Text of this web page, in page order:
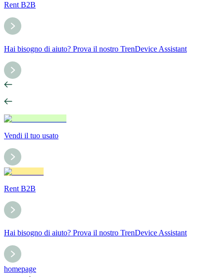
Rent B2B
Hai bisogno di aiuto? Prova il nostro TrenDevice Assistant
Vendi il tuo usato
Rent B2B
Hai bisogno di aiuto? Prova il nostro TrenDevice Assistant
homepage